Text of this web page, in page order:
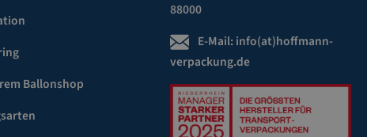
Ballonshop
88000
E-Mail: info(at)hoffmann-
verpackung.de